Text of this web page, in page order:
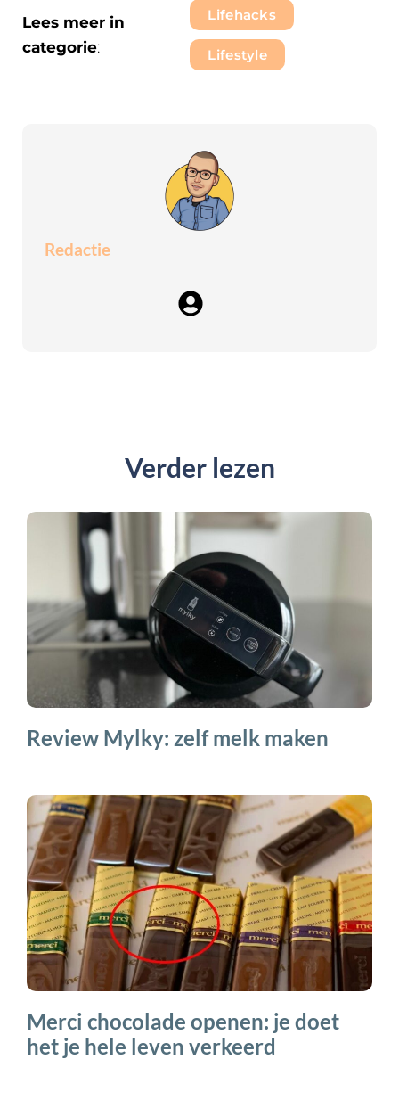
Lees meer in
categorie:
Lifehacks
Lifestyle
Redactie
Verder lezen
Review Mylky: zelf melk maken
Merci chocolade openen: je doet
het je hele leven verkeerd